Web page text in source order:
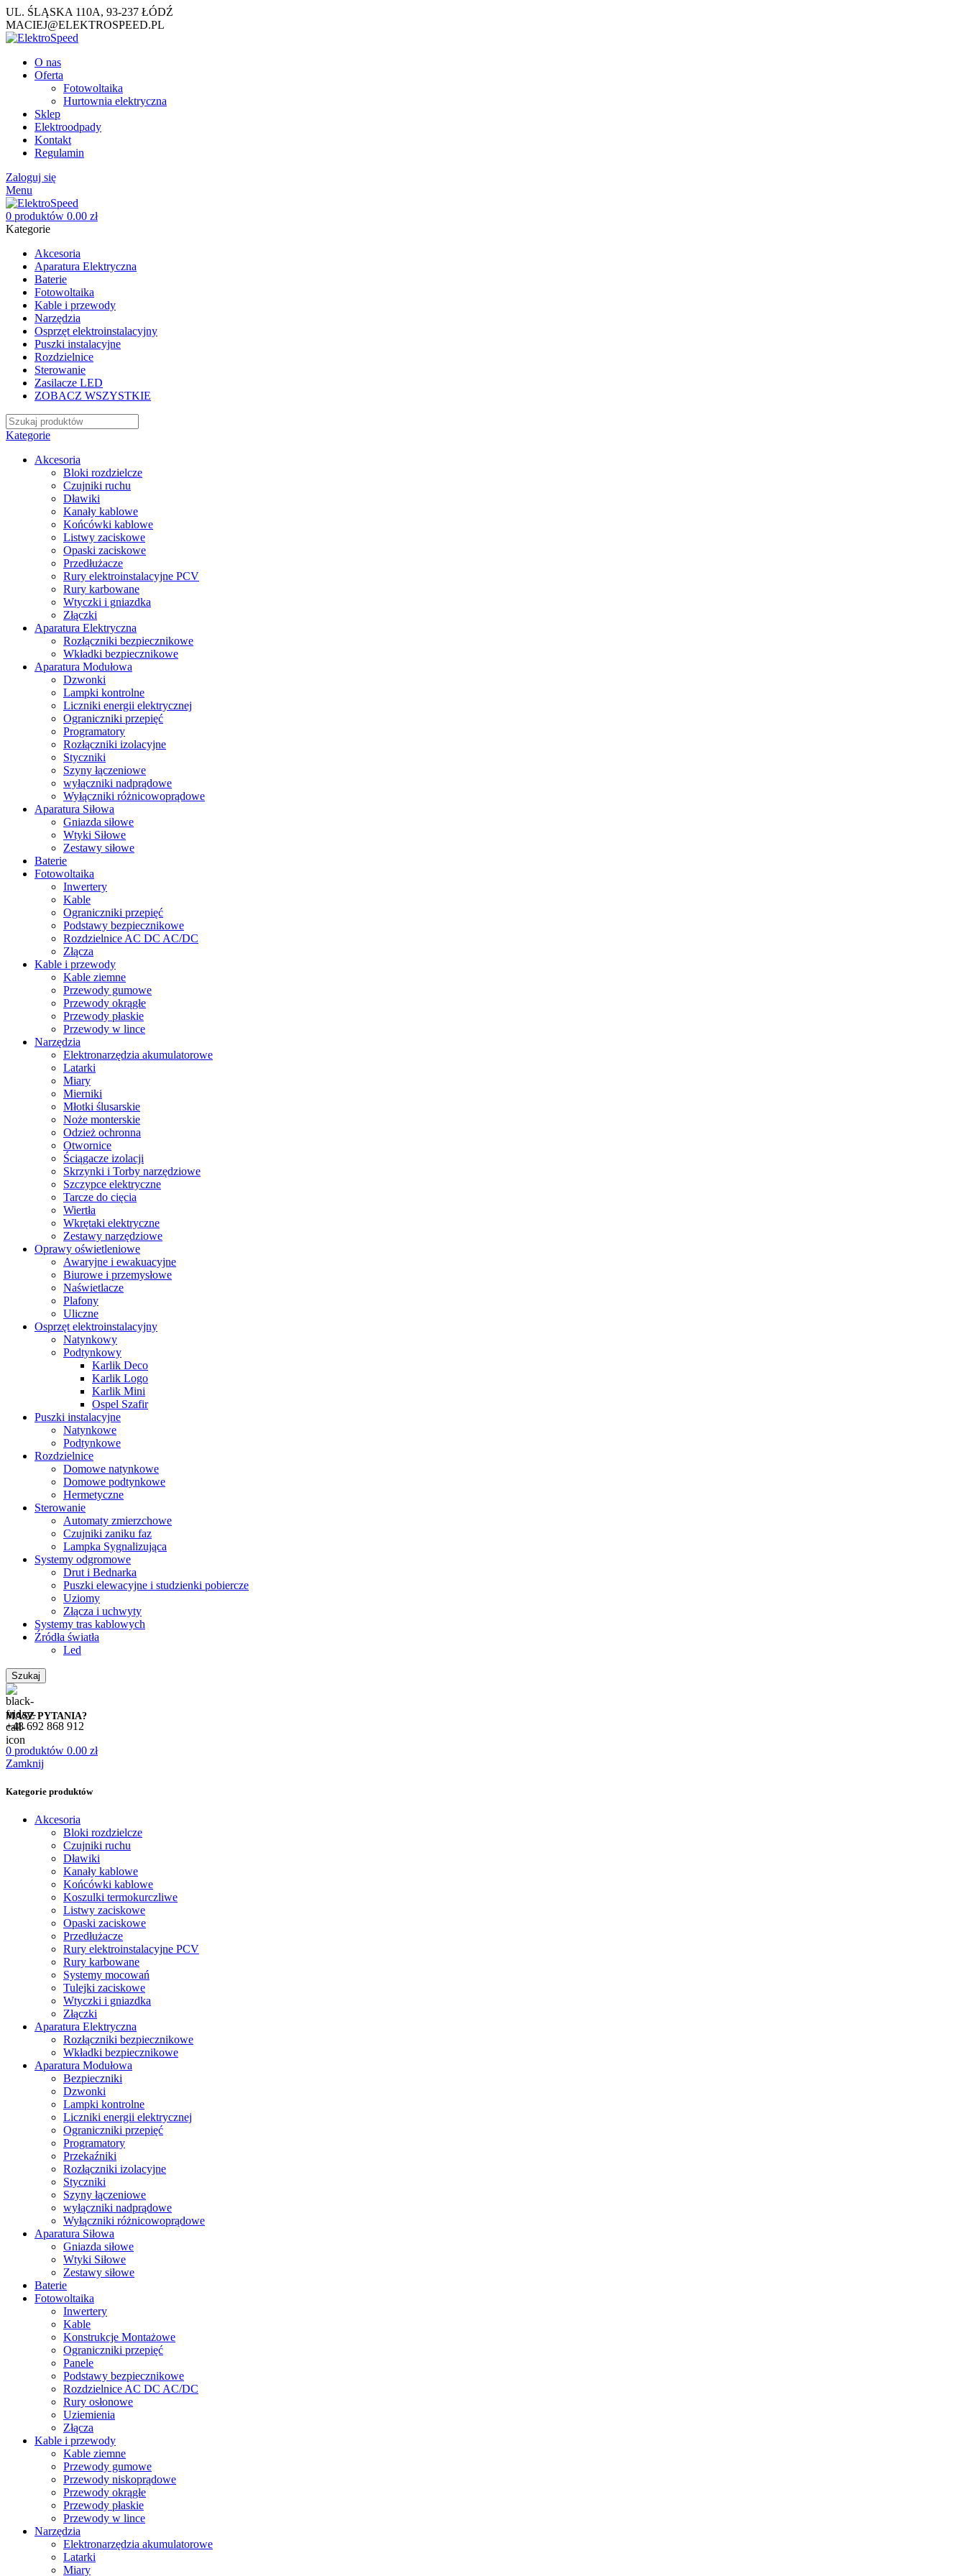
UL. ŚLĄSKA 110A, 93-237 ŁÓDŹ
MACIEJ@ELEKTROSPEED.PL
O nas
Oferta
Fotowoltaika
Hurtownia elektryczna
Sklep
Elektroodpady
Kontakt
Regulamin
Zaloguj się
Menu
0 produktów 0.00 zł
Kategorie
Akcesoria
Aparatura Elektryczna
Baterie
Fotowoltaika
Kable i przewody
Narzędzia
Osprzęt elektroinstalacyjny
Puszki instalacyjne
Rozdzielnice
Sterowanie
Zasilacze LED
ZOBACZ WSZYSTKIE
Kategorie
Akcesoria
Bloki rozdzielcze
Czujniki ruchu
Dławiki
Kanały kablowe
Końcówki kablowe
Listwy zaciskowe
Opaski zaciskowe
Przedłużacze
Rury elektroinstalacyjne PCV
Rury karbowane
Wtyczki i gniazdka
Złączki
Aparatura Elektryczna
Rozłączniki bezpiecznikowe
Wkładki bezpiecznikowe
Aparatura Modułowa
Dzwonki
Lampki kontrolne
Liczniki energii elektrycznej
Ograniczniki przepięć
Programatory
Rozłączniki izolacyjne
Styczniki
Szyny łączeniowe
wyłączniki nadprądowe
Wyłączniki różnicowoprądowe
Aparatura Siłowa
Gniazda siłowe
Wtyki Siłowe
Zestawy siłowe
Baterie
Fotowoltaika
Inwertery
Kable
Ograniczniki przepięć
Podstawy bezpiecznikowe
Rozdzielnice AC DC AC/DC
Złącza
Kable i przewody
Kable ziemne
Przewody gumowe
Przewody okrągłe
Przewody płaskie
Przewody w lince
Narzędzia
Elektronarzędzia akumulatorowe
Latarki
Miary
Mierniki
Młotki ślusarskie
Noże monterskie
Odzież ochronna
Otwornice
Ściągacze izolacji
Skrzynki i Torby narzędziowe
Szczypce elektryczne
Tarcze do cięcia
Wiertła
Wkrętaki elektryczne
Zestawy narzędziowe
Oprawy oświetleniowe
Awaryjne i ewakuacyjne
Biurowe i przemysłowe
Naświetlacze
Plafony
Uliczne
Osprzęt elektroinstalacyjny
Natynkowy
Podtynkowy
Karlik Deco
Karlik Logo
Karlik Mini
Ospel Szafir
Puszki instalacyjne
Natynkowe
Podtynkowe
Rozdzielnice
Domowe natynkowe
Domowe podtynkowe
Hermetyczne
Sterowanie
Automaty zmierzchowe
Czujniki zaniku faz
Lampka Sygnalizująca
Systemy odgromowe
Drut i Bednarka
Puszki elewacyjne i studzienki pobiercze
Uziomy
Złącza i uchwyty
Systemy tras kablowych
Źródła światła
Led
Szukaj
MASZ PYTANIA?
+48 692 868 912
0 produktów 0.00 zł
Zamknij
Kategorie produktów
Akcesoria
Bloki rozdzielcze
Czujniki ruchu
Dławiki
Kanały kablowe
Końcówki kablowe
Koszulki termokurczliwe
Listwy zaciskowe
Opaski zaciskowe
Przedłużacze
Rury elektroinstalacyjne PCV
Rury karbowane
Systemy mocowań
Tulejki zaciskowe
Wtyczki i gniazdka
Złączki
Aparatura Elektryczna
Rozłączniki bezpiecznikowe
Wkładki bezpiecznikowe
Aparatura Modułowa
Bezpieczniki
Dzwonki
Lampki kontrolne
Liczniki energii elektrycznej
Ograniczniki przepięć
Programatory
Przekaźniki
Rozłączniki izolacyjne
Styczniki
Szyny łączeniowe
wyłączniki nadprądowe
Wyłączniki różnicowoprądowe
Aparatura Siłowa
Gniazda siłowe
Wtyki Siłowe
Zestawy siłowe
Baterie
Fotowoltaika
Inwertery
Kable
Konstrukcje Montażowe
Ograniczniki przepięć
Panele
Podstawy bezpiecznikowe
Rozdzielnice AC DC AC/DC
Rury osłonowe
Uziemienia
Złącza
Kable i przewody
Kable ziemne
Przewody gumowe
Przewody niskoprądowe
Przewody okrągłe
Przewody płaskie
Przewody w lince
Narzędzia
Elektronarzędzia akumulatorowe
Latarki
Miary